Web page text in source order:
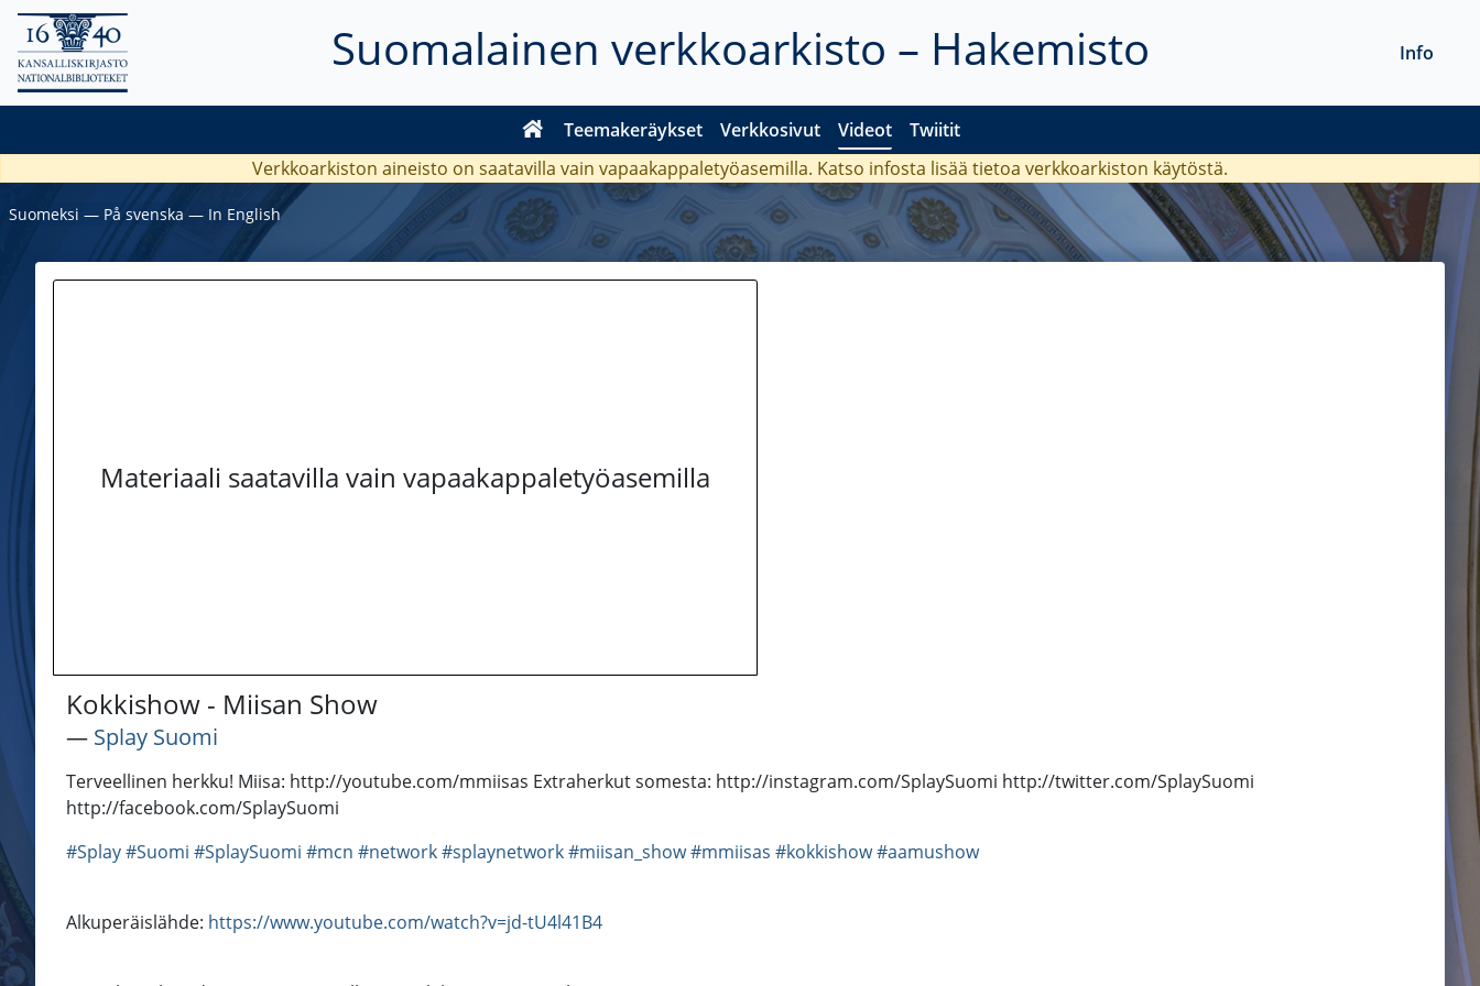
Suomalainen verkkoarkisto – Hakemisto
Teemakeräykset Verkkosivut Videot Twiitit
Info
Verkkoarkiston aineisto on saatavilla vain vapaakappaletyöasemilla. Katso infosta lisää tietoa verkkoarkiston käytöstä.
Suomeksi ― På svenska ― In English
Materiaali saatavilla vain vapaakappaletyöasemilla
Kokkishow - Miisan Show
― Splay Suomi
Terveellinen herkku! Miisa: http://youtube.com/mmiisas Extraherkut somesta: http://instagram.com/SplaySuomi http://twitter.com/SplaySuomi
http://facebook.com/SplaySuomi
#Splay#Suomi #SplaySuomi #mcn #network#splaynetwork#miisan_show#mmiisas #kokkishow#aamushow
Alkuperäislähde: https://www.youtube.com/watch?v=jd-tU4l41B4